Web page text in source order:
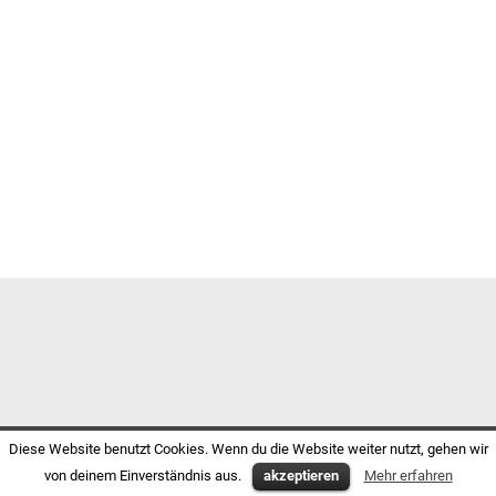
Diese Website benutzt Cookies. Wenn du die Website weiter nutzt, gehen wir
von deinem Einverständnis aus.
akzeptieren Mehr erfahren